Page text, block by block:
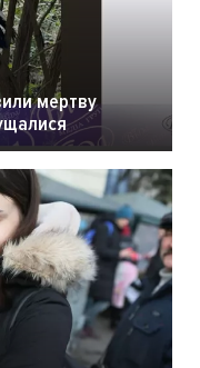
мертву